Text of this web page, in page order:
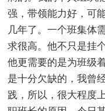
强，带领能力好，可
几年了。一个班集体
求很高。他不只是挂
他更需要的是为班级
是十分欠缺的，我曾
践，所以，很大程度